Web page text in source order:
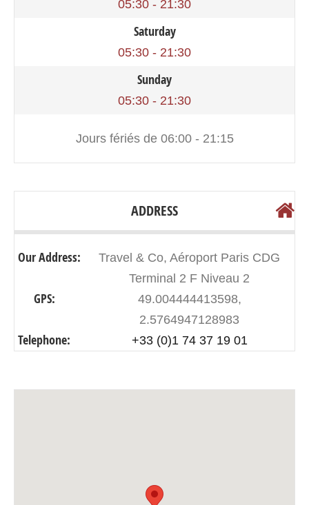
05:30 - 21:30
Saturday
05:30 - 21:30
Sunday
05:30 - 21:30
Jours fériés de 06:00 - 21:15
ADDRESS
Our Address:
Travel & Co, Aéroport Paris CDG
Terminal 2 F Niveau 2
GPS:
49.004444413598,
2.5764947128983
Telephone: +33 (0)1 74 37 19 01